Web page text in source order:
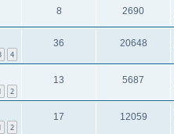
8 2690
4
36 20648
2
13 5687
2
17 12059